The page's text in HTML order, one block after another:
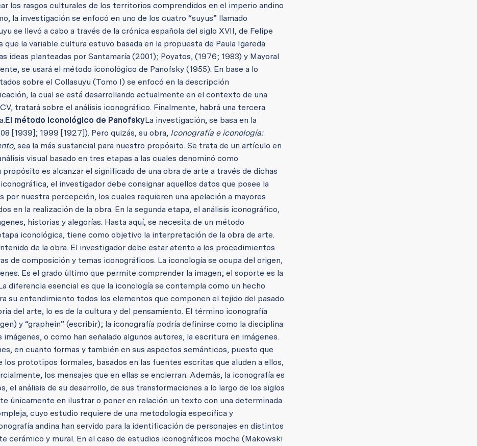
los rasgos culturales de los territorios comprendidos en el imperio andino
la investigación se enfocó en uno de los cuatro “suyus” llamado
se llevó a cabo a través de la crónica española del siglo XVII, de Felipe
que la variable cultura estuvo basada en la propuesta de Paula Igareda
ideas planteadas por Santamaría (2001); Poyatos, (1976; 1983) y Mayoral
se usará el método iconológico de Panofsky (1955). En base a lo
sobre el Collasuyu (Tomo I) se enfocó en la descripción
la cual se está desarrollando actualmente en el contexto de una
tratará sobre el análisis iconográfico. Finalmente, habrá una tercera
El método iconológico de PanofskyLa investigación, se basa en la
[1939]; 1999 [1927]). Pero quizás, su obra, Iconografía e iconología:
, sea la más sustancial para nuestro propósito. Se trata de un artículo en
visual basado en tres etapas a las cuales denominó como
es alcanzar el significado de una obra de arte a través de dichas
el investigador debe consignar aquellos datos que posee la
por nuestra percepción, los cuales requieren una apelación a mayores
en la realización de la obra. En la segunda etapa, el análisis iconográfico,
historias y alegorías. Hasta aquí, se necesita de un método
iconológica, tiene como objetivo la interpretación de la obra de arte.
de la obra. El investigador debe estar atento a los procedimientos
de composición y temas iconográficos. La iconología se ocupa del origen,
Es el grado último que permite comprender la imagen; el soporte es la
diferencia esencial es que la iconología se contempla como un hecho
su entendimiento todos los elementos que componen el tejido del pasado.
del arte, lo es de la cultura y del pensamiento. El término iconografía
y “graphein” (escribir); la iconografía podría definirse como la disciplina
o como han señalado algunos autores, la escritura en imágenes.
en cuanto formas y también en sus aspectos semánticos, puesto que
prototipos formales, basados en las fuentes escritas que aluden a ellos,
los mensajes que en ellas se encierran. Además, la iconografía es
el análisis de su desarrollo, de sus transformaciones a lo largo de los siglos
únicamente en ilustrar o poner en relación un texto con una determinada
cuyo estudio requiere de una metodología específica y
andina han servido para la identificación de personajes en distintos
cerámico y mural. En el caso de estudios iconográficos moche (Makowski